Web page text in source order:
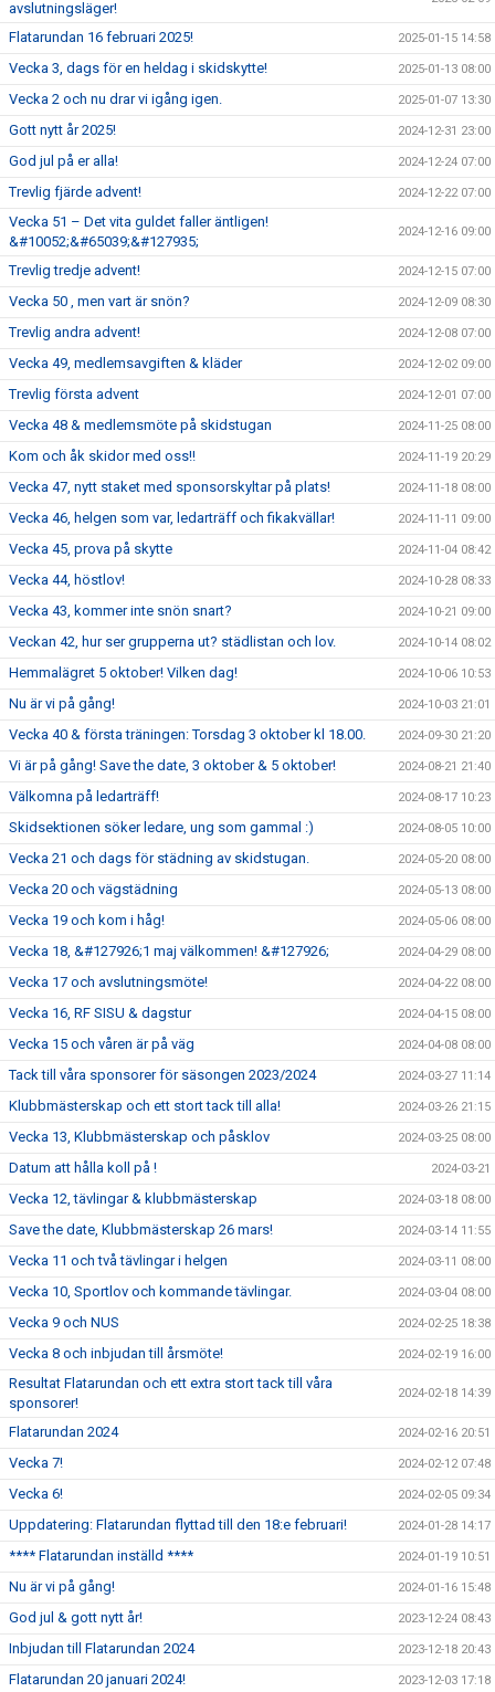
avslutningsläger!
Flatarundan 16 februari 2025! 2025-01-15 14:58
Vecka 3, dags för en heldag i skidskytte! 2025-01-13 08:00
Vecka 2 och nu drar vi igång igen. 2025-01-07 13:30
Gott nytt år 2025! 2024-12-31 23:00
God jul på er alla! 2024-12-24 07:00
Trevlig fjärde advent! 2024-12-22 07:00
Vecka 51 – Det vita guldet faller äntligen!
&#10052;&#65039;&#127935;
2024-12-16 09:00
Trevlig tredje advent! 2024-12-15 07:00
Vecka 50 , men vart är snön? 2024-12-09 08:30
Trevlig andra advent! 2024-12-08 07:00
Vecka 49, medlemsavgiften & kläder 2024-12-02 09:00
Trevlig första advent 2024-12-01 07:00
Vecka 48 & medlemsmöte på skidstugan 2024-11-25 08:00
Kom och åk skidor med oss!! 2024-11-19 20:29
Vecka 47, nytt staket med sponsorskyltar på plats! 2024-11-18 08:00
Vecka 46, helgen som var, ledarträff och fikakvällar! 2024-11-11 09:00
Vecka 45, prova på skytte 2024-11-04 08:42
Vecka 44, höstlov! 2024-10-28 08:33
Vecka 43, kommer inte snön snart? 2024-10-21 09:00
Veckan 42, hur ser grupperna ut? städlistan och lov. 2024-10-14 08:02
Hemmalägret 5 oktober! Vilken dag! 2024-10-06 10:53
Nu är vi på gång! 2024-10-03 21:01
Vecka 40 & första träningen: Torsdag 3 oktober kl 18.00. 2024-09-30 21:20
Vi är på gång! Save the date, 3 oktober & 5 oktober! 2024-08-21 21:40
Välkomna på ledarträff! 2024-08-17 10:23
Skidsektionen söker ledare, ung som gammal :) 2024-08-05 10:00
Vecka 21 och dags för städning av skidstugan. 2024-05-20 08:00
Vecka 20 och vägstädning 2024-05-13 08:00
Vecka 19 och kom i håg! 2024-05-06 08:00
Vecka 18, &#127926;1 maj välkommen! &#127926; 2024-04-29 08:00
Vecka 17 och avslutningsmöte! 2024-04-22 08:00
Vecka 16, RF SISU & dagstur 2024-04-15 08:00
Vecka 15 och våren är på väg 2024-04-08 08:00
Tack till våra sponsorer för säsongen 2023/2024 2024-03-27 11:14
Klubbmästerskap och ett stort tack till alla! 2024-03-26 21:15
Vecka 13, Klubbmästerskap och påsklov 2024-03-25 08:00
Datum att hålla koll på ! 2024-03-21
Vecka 12, tävlingar & klubbmästerskap 2024-03-18 08:00
Save the date, Klubbmästerskap 26 mars! 2024-03-14 11:55
Vecka 11 och två tävlingar i helgen 2024-03-11 08:00
Vecka 10, Sportlov och kommande tävlingar. 2024-03-04 08:00
Vecka 9 och NUS 2024-02-25 18:38
Vecka 8 och inbjudan till årsmöte! 2024-02-19 16:00
Resultat Flatarundan och ett extra stort tack till våra
sponsorer!
2024-02-18 14:39
Flatarundan 2024 2024-02-16 20:51
Vecka 7! 2024-02-12 07:48
Vecka 6! 2024-02-05 09:34
Uppdatering: Flatarundan flyttad till den 18:e februari! 2024-01-28 14:17
**** Flatarundan inställd **** 2024-01-19 10:51
Nu är vi på gång! 2024-01-16 15:48
God jul & gott nytt år! 2023-12-24 08:43
Inbjudan till Flatarundan 2024 2023-12-18 20:43
Flatarundan 20 januari 2024! 2023-12-03 17:18